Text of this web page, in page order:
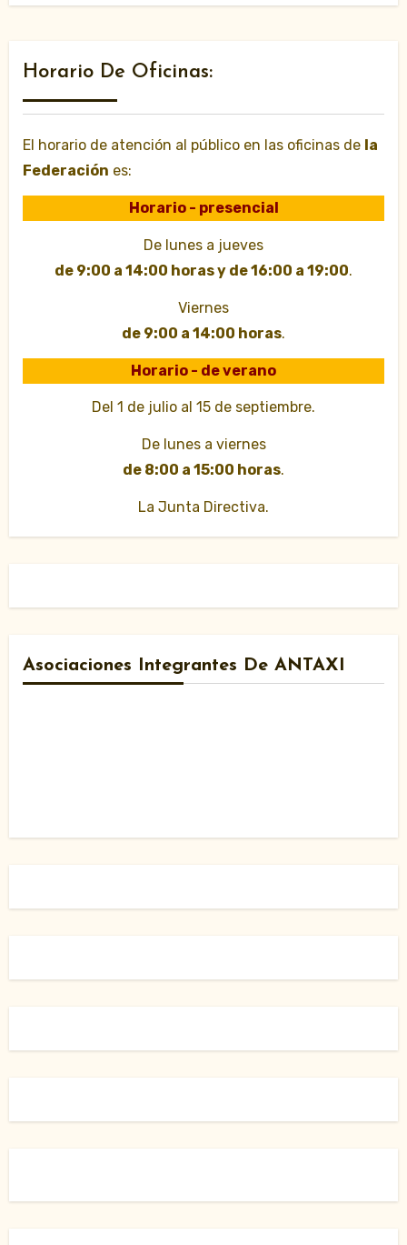
Horario De Oficinas:
El horario de atención al público en las oficinas de la
Federación es:
Horario - presencial
De lunes a jueves
de 9:00 a 14:00 horas y de 16:00 a 19:00.
Viernes
de 9:00 a 14:00 horas.
Horario - de verano
Del 1 de julio al 15 de septiembre.
De lunes a viernes
de 8:00 a 15:00 horas.
La Junta Directiva.
Asociaciones Integrantes De ANTAXI